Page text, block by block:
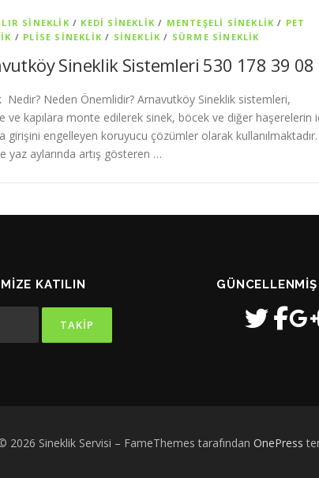
SINEKLIK / KEDI SINEKLIK / MENTEŞELI SINEKLIK / PET
/ PLISE SINEKLIK / SİNEKLİK / SÜRME SINEKLIK
Sineklik Sistemleri 530 178 39 08
Nedir? Neden Önemlidir? Arnavutköy Sineklik sistemleri,
ve kapılara monte edilerek sinek, böcek ve diğer haşerelerin
girişini engelleyen koruyucu çözümler olarak kullanılmaktadır.
yaz aylarında artış gösteren …
KATILIN
2026 Sineklik Servisi – FameThemes tarafından OnePress